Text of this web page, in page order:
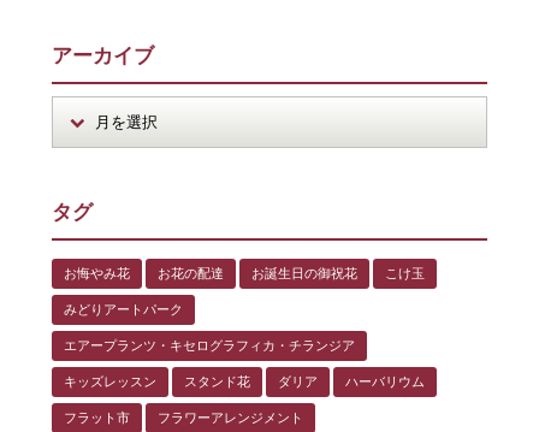
アーカイブ
タグ
お悔やみ花 お花の配達 お誕生日の御祝花 こけ玉
みどりアートパーク
エアープランツ・キセログラフィカ・チランジア
キッズレッスン スタンド花 ダリア ハーバリウム
フラット市 フラワーアレンジメント